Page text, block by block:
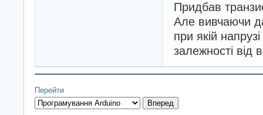
Придбав
Але вивчаючи
при якій
залежності від
Перейти